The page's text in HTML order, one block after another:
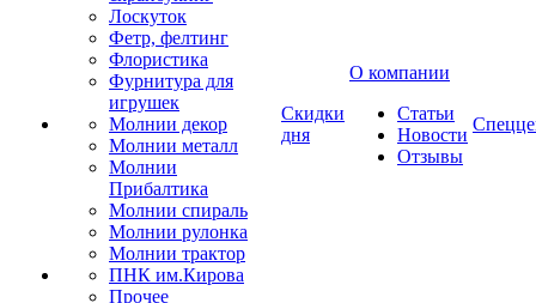
Лоскуток
Фетр, фелтинг
Флористика
Фурнитура для
игрушек
Молнии декор
Молнии металл
Молнии
Прибалтика
Молнии спираль
Молнии рулонка
Молнии трактор
ПНК им.Кирова
Прочее
Скидки
дня
О компании
Статьи
Новости
Отзывы